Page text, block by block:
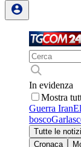
In evidenza
Mostra
Guerra Iran
bosco
Tutte le
Cronaca